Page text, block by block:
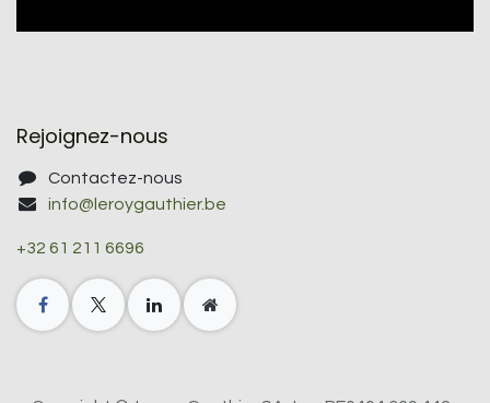
Rejoignez-nous
Contactez-nous
info@leroygauthier.be
+32 61 211 6696